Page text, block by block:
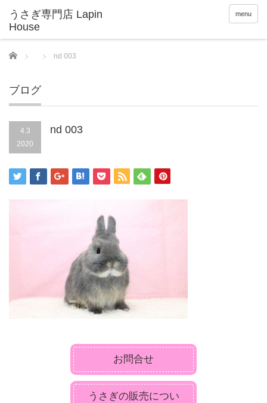
menu
Home nd 003
ブログ
4.3
2020
nd 003
お問合せ
うさぎの販売につい